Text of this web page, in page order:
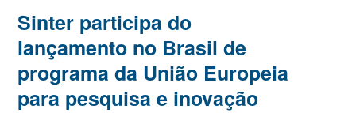
Sinter participa do
lançamento no Brasil de
programa da União Europeia
para pesquisa e inovação